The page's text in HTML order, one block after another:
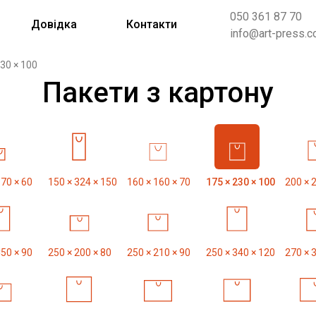
Довідка Контакти
050 361 87 70
info@art-
× 100
Пакети з картону
× 60 150 × 324 × 150 160 × 160 × 70 175 × 230 × 100 200 ×
× 90 250 × 200 × 80 250 × 210 × 90 250 × 340 × 120 270 ×